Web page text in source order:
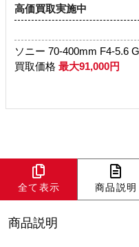
高価買取実施中
ソニー 70-400mm F4-5.6
買取価格 最大91,000円
全て表示 商品説明
商品説明